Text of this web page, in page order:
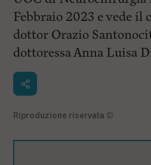
Febbraio 2023 e vede il
dottor Orazio
dottoressa Anna Luisa
Riproduzione riservata ©